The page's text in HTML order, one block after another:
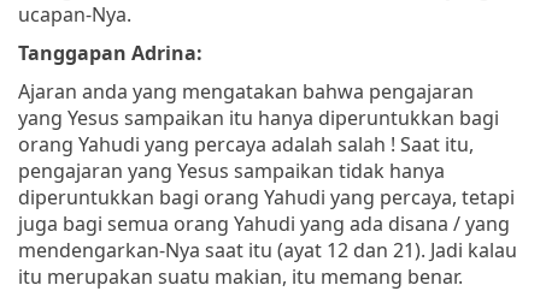
ucapan-Nya.
Tanggapan Adrina:
Ajaran anda yang mengatakan bahwa pengajaran
yang Yesus sampaikan itu hanya diperuntukkan bagi
orang Yahudi yang percaya adalah salah ! Saat itu,
pengajaran yang Yesus sampaikan tidak hanya
diperuntukkan bagi orang Yahudi yang percaya, tetapi
juga bagi semua orang Yahudi yang ada disana / yang
mendengarkan-Nya saat itu (ayat 12 dan 21). Jadi kalau
itu merupakan suatu makian, itu memang benar.